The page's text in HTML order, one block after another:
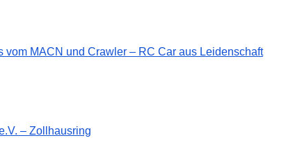
MACN und Crawler – RC Car aus Leidenschaft
– Zollhausring